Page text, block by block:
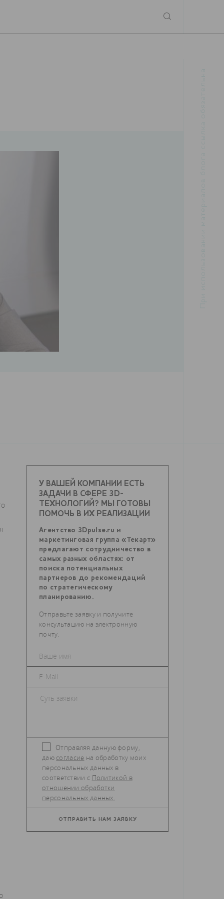
У ВАШЕЙ КОМПАНИИ ЕСТЬ
ЗАДАЧИ В СФЕРЕ 3D-
ТЕХНОЛОГИЙ? МЫ ГОТОВЫ
ПОМОЧЬ В ИХ РЕАЛИЗАЦИИ
Агентство 3Dpulse.ru и
маркетинговая группа «Текарт»
предлагают сотрудничество в
самых разных областях: от
поиска потенциальных
партнеров до рекомендаций
по стратегическому
планированию.
Отправьте заявку и получите
консультацию на электронную
почту.
Отправляя данную форму,
даю согласие
персональных данных в
соответствии с Политикой в
отношении обработки
персональных данных.